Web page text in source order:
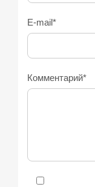
E-mail*
Комментарий*